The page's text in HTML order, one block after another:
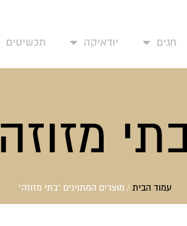
חגים יודאיקה תכשיטים
מזוזה
עמוד הבית / מוצרים המתויגים “בתי מזוזה”